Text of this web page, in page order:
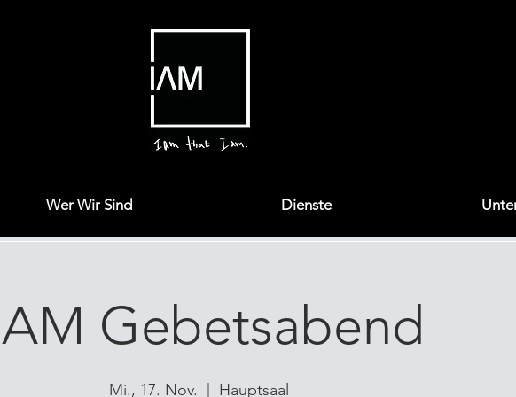
Wer Wir Sind Dienste
Gebetsabend
Mi., 17. Nov. Hauptsaal